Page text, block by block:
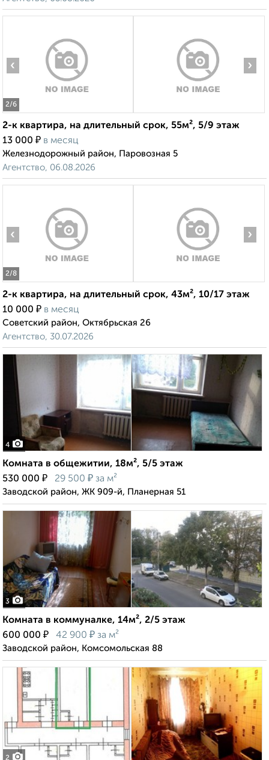
2/6
‹ ›
2-к квартира, на длительный срок, 55м², 5/9 этаж
13 000 ₽ в месяц
Железнодорожный район, Паровозная 5
Агентство, 06.08.2026
2/8
‹ ›
2-к квартира, на длительный срок, 43м², 10/17 этаж
10 000 ₽ в месяц
Советский район, Октябрьская 26
Агентство, 30.07.2026
4
Комната в общежитии, 18м², 5/5 этаж
530 000 ₽ 29 500 ₽ за м²
Заводской район, ЖК 909-й, Планерная 51
3
Комната в коммуналке, 14м², 2/5 этаж
600 000 ₽ 42 900 ₽ за м²
Заводской район, Комсомольская 88
2